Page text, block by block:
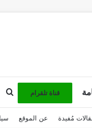
قناة تلقرام
مُفيدة عن الموقع